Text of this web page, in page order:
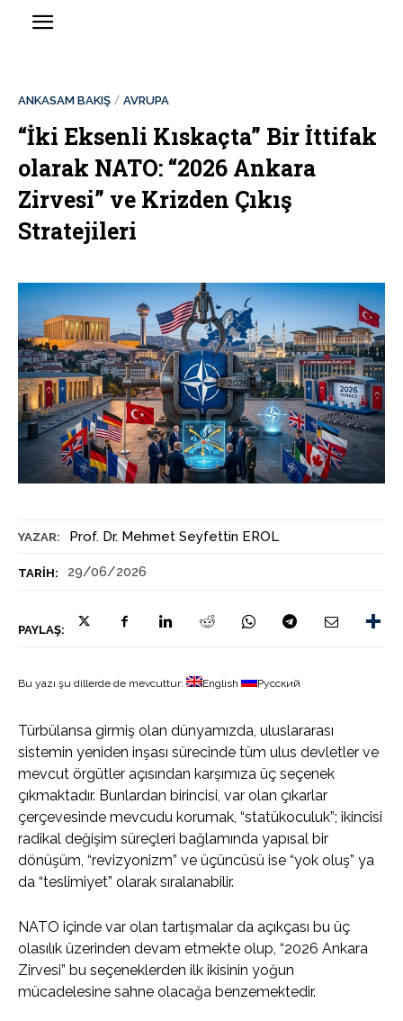
YAZAR: Prof. Dr. Mehmet Seyfettin EROL
TARIH: 29/06/2026
PAYLAŞ:
ANKASAM BAKIŞ AVRUPA
“İki Eksenli Kıskaçta” Bir İttifak
olarak NATO: “2026 Ankara
Zirvesi” ve Krizden Çıkış
Stratejileri
Bu yazı şu dillerde de mevcuttur: English Русский
Türbülansa girmiş olan dünyamızda, uluslararası
sistemin yeniden inşası sürecinde tüm ulus devletler ve
mevcut örgütler açısından karşımıza üç seçenek
çıkmaktadır. Bunlardan birincisi, var olan çıkarlar
çerçevesinde mevcudu korumak, “statükoculuk”; ikincisi
radikal değişim süreçleri bağlamında yapısal bir
dönüşüm, “revizyonizm” ve üçüncüsü ise “yok oluş” ya
da “teslimiyet” olarak sıralanabilir.
NATO içinde var olan tartışmalar da açıkçası bu üç
olasılık üzerinden devam etmekte olup, “2026 Ankara
Zirvesi” bu seçeneklerden ilk ikisinin yoğun
mücadelesine sahne olacağa benzemektedir.